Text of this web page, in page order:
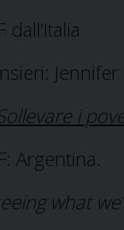
dall’Italia
i
Argentina.
what